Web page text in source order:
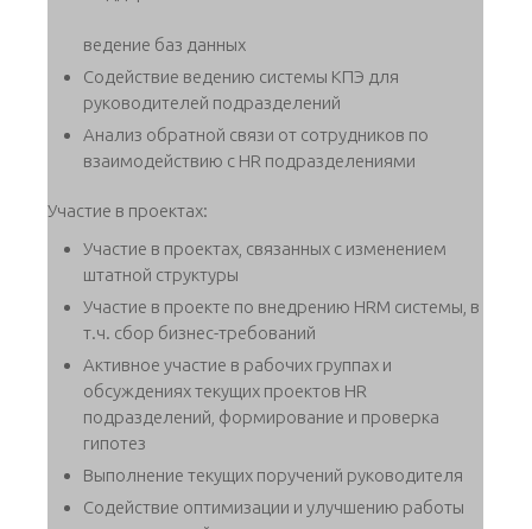
ведение баз данных
Содействие ведению системы КПЭ для
руководителей подразделений
Анализ обратной связи от сотрудников по
взаимодействию с HR подразделениями
Участие в проектах:
Участие в проектах, связанных с изменением
штатной структуры
Участие в проекте по внедрению HRM системы, в
т.ч. сбор бизнес-требований
Активное участие в рабочих группах и
обсуждениях текущих проектов HR
подразделений, формирование и проверка
гипотез
Выполнение текущих поручений руководителя
Содействие оптимизации и улучшению работы